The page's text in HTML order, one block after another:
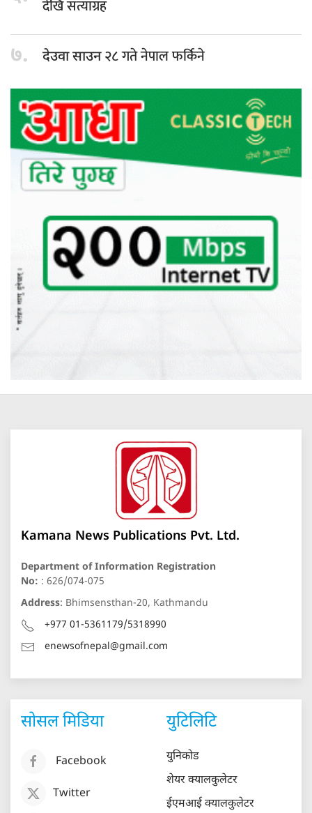
देखि सत्याग्रह
७. देउवा साउन२८ गते नेपाल फर्किने
Kamana News Publications Pvt. Ltd.
Department of Information Registration
No: : 626/074-075
Address: Bhimsensthan-20, Kathmandu
+977 01-5361179/5318990
enewsofnepal@gmail.com
सोसल मिडिया
Facebook
Twitter
युटिलिटि
युनिकोड
शेयर क्यालकुलेटर
ईएमआई क्यालकुलेटर